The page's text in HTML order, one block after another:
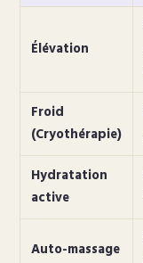
Élévation
Froid
(Cryothérapie)
Hydratation
active
Auto-massage